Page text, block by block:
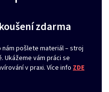
zdarma
nám pošlete materiál – stroj
Ukážeme vám práci se
v praxi. Více info ZDE